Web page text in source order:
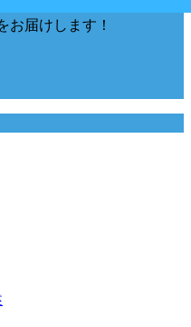
お届けします！